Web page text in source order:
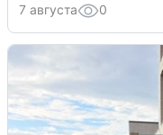
7 августа 0